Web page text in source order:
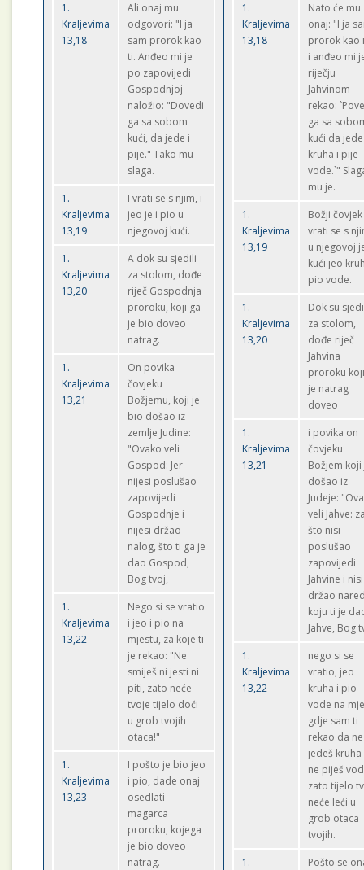
1.
Kraljevima
13,18
Ali onaj mu
odgovori: "I ja
sam prorok kao
ti. Anđeo mi je
po zapovijedi
Gospodnjoj
naložio: "Dovedi
ga sa sobom
kući, da jede i
pije." Tako mu
slaga.
1.
Kraljevima
13,19
I vrati se s njim, i
jeo je i pio u
njegovoj kući.
1.
Kraljevima
13,20
A dok su sjedili
za stolom, dođe
riječ Gospodnja
proroku, koji ga
je bio doveo
natrag.
1.
Kraljevima
13,21
On povika
čovjeku
Božjemu, koji je
bio došao iz
zemlje Judine:
"Ovako veli
Gospod: Jer
nijesi poslušao
zapovijedi
Gospodnje i
nijesi držao
nalog, što ti ga je
dao Gospod,
Bog tvoj,
1.
Kraljevima
13,22
Nego si se vratio
i jeo i pio na
mjestu, za koje ti
je rekao: "Ne
smiješ ni jesti ni
piti, zato neće
tvoje tijelo doći
u grob tvojih
otaca!"
1.
Kraljevima
13,23
I pošto je bio jeo
i pio, dade onaj
osedlati
magarca
proroku, kojega
je bio doveo
natrag.
1.
Kraljevima
13,18
Nato će mu
onaj: "I ja
prorok kao
i anđeo mi
riječju
Jahvinom
rekao:
ga sa
kući da jede
kruha i pije
vode.`"
mu je.
1.
Kraljevima
13,19
Božji čovjek
vrati se s
u njegovoj
kući jeo
pio vode.
1.
Kraljevima
13,20
Dok su
za stolom,
dođe riječ
Jahvina
proroku
je natrag
doveo
1.
Kraljevima
13,21
i povika on
čovjeku
Božjem koji
došao iz
Judeje:
veli Jahve:
što nisi
poslušao
zapovijedi
Jahvine i nisi
držao
koju ti je
Jahve, Bog
1.
Kraljevima
13,22
nego si se
vratio, jeo
kruha i pio
vode na
gdje sam ti
rekao da ne
jedeš kruha
ne piješ
zato tijelo
neće leći u
grob otaca
tvojih.
1.
Pošto se